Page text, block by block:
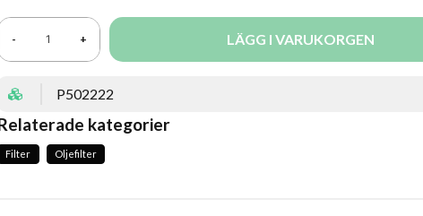
- + LÄGG I VARUKORGEN
P502222
kategorier
Filter Oljefilter